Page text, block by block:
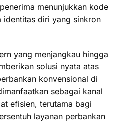
menunjukkan kode
identitas diri yang sinkron
yang menjangkau hingga
solusi nyata atas
konvensional di
sebagai kanal
efisien, terutama bagi
layanan perbankan